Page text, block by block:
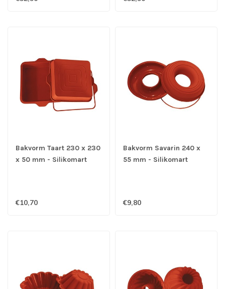
Bakvorm Taart 230 x 230
x 50 mm - Silikomart
€10,70
Bakvorm Savarin 240 x
55 mm - Silikomart
€9,80